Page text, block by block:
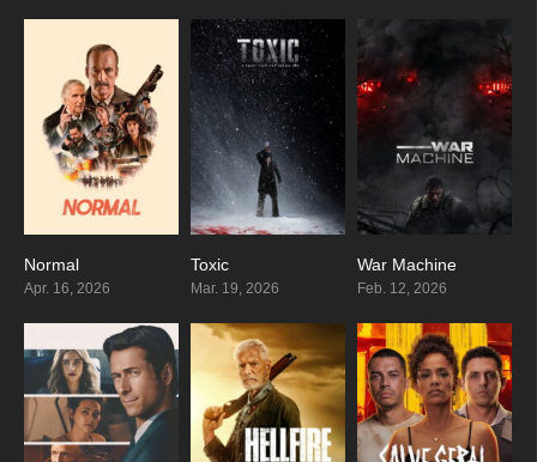
Normal
Apr. 16, 2026
Toxic
Mar. 19, 2026
War Machine
Feb. 12, 2026